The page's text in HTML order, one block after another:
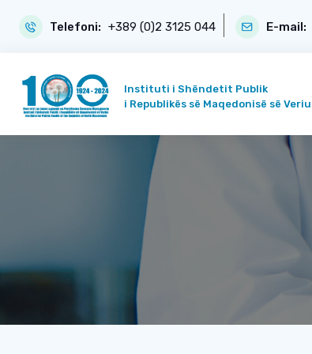
Telefoni: +389 (0)2 3125 044 E-mail:
Instituti i Shëndetit Publik
i Republikës së Maqedonisë së